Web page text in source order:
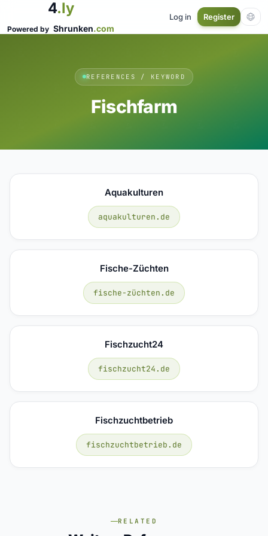
4.ly
Powered by Shrunken.com
Log in Register
REFERENCES / KEYWORD
Fischfarm
Aquakulturen
aquakulturen.de
Fische-Züchten
fische-züchten.de
Fischzucht24
fischzucht24.de
Fischzuchtbetrieb
fischzuchtbetrieb.de
RELATED